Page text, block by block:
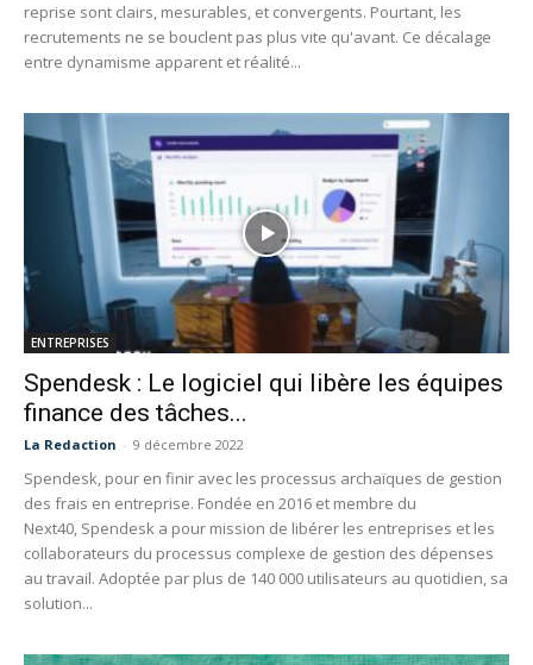
reprise sont clairs, mesurables, et convergents. Pourtant, les
recrutements ne se bouclent pas plus vite qu'avant. Ce décalage
entre dynamisme apparent et réalité...
ENTREPRISES
Spendesk : Le logiciel qui libère les équipes
finance des tâches...
La Redaction - 9 décembre 2022
Spendesk, pour en finir avec les processus archaïques de gestion
des frais en entreprise. Fondée en 2016 et membre du
Next40, Spendesk a pour mission de libérer les entreprises et les
collaborateurs du processus complexe de gestion des dépenses
au travail. Adoptée par plus de 140 000 utilisateurs au quotidien, sa
solution...